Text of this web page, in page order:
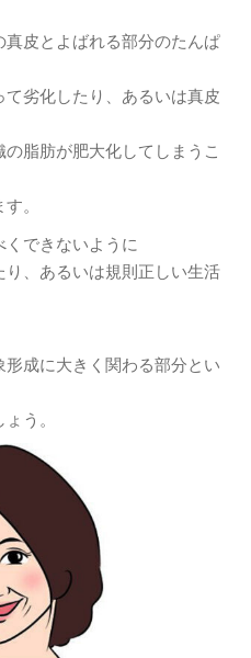
皮とよばれる部分のたんぱ
劣化したり、あるいは真皮
脂肪が肥大化してしまうこ
。
できないように
、あるいは規則正しい生活
成に大きく関わる部分とい
う。